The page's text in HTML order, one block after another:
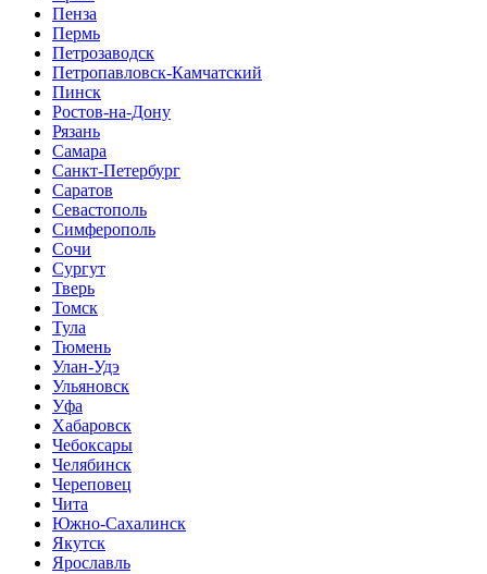
Пенза
Пермь
Петрозаводск
Петропавловск-Камчатский
Пинск
Ростов-на-Дону
Рязань
Самара
Санкт-Петербург
Саратов
Севастополь
Симферополь
Сочи
Сургут
Тверь
Томск
Тула
Тюмень
Улан-Удэ
Ульяновск
Уфа
Хабаровск
Чебоксары
Челябинск
Череповец
Чита
Южно-Сахалинск
Якутск
Ярославль